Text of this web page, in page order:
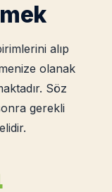
alıp
olanak
Söz
gerekli